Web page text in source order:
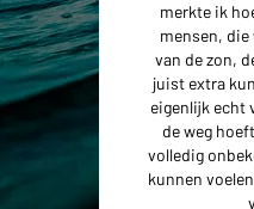
merkte ik
mensen, die
van de zon,
juist extra
eigenlijk echt
de weg
volledig
kunnen